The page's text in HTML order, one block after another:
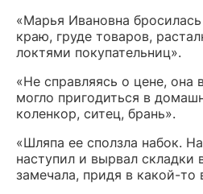
«Марья Ивановна
краю, груде товаров,
локтями покупательниц».
«Не справляясь о цене, она
могло пригодиться в
коленкор, ситец, брань».
«Шляпа ее сползла набок.
наступил и вырвал складки
замечала, придя в какой-то